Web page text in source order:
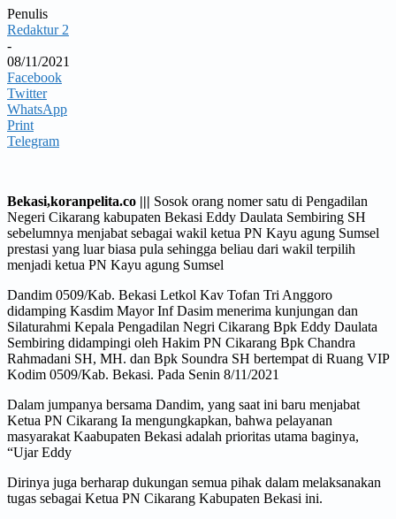
Penulis
Redaktur 2
-
08/11/2021
Facebook
Twitter
WhatsApp
Print
Telegram
Bekasi,koranpelita.co ||| Sosok orang nomer satu di Pengadilan
Negeri Cikarang kabupaten Bekasi Eddy Daulata Sembiring SH
sebelumnya menjabat sebagai wakil ketua PN Kayu agung Sumsel
prestasi yang luar biasa pula sehingga beliau dari wakil terpilih
menjadi ketua PN Kayu agung Sumsel
Dandim 0509/Kab. Bekasi Letkol Kav Tofan Tri Anggoro
didamping Kasdim Mayor Inf Dasim menerima kunjungan dan
Silaturahmi Kepala Pengadilan Negri Cikarang Bpk Eddy Daulata
Sembiring didampingi oleh Hakim PN Cikarang Bpk Chandra
Rahmadani SH, MH. dan Bpk Soundra SH bertempat di Ruang VIP
Kodim 0509/Kab. Bekasi. Pada Senin 8/11/2021
Dalam jumpanya bersama Dandim, yang saat ini baru menjabat
Ketua PN Cikarang Ia mengungkapkan, bahwa pelayanan
masyarakat Kaabupaten Bekasi adalah prioritas utama baginya,
“Ujar Eddy
Dirinya juga berharap dukungan semua pihak dalam melaksanakan
tugas sebagai Ketua PN Cikarang Kabupaten Bekasi ini.